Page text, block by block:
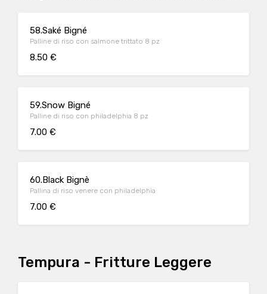
58.Saké Bigné
Palline di riso con salmone trittato 8 pz
8.50 €
59.Snow Bigné
Palline di riso con philadelphia 8 pz
7.00 €
60.Black Bignè
Pallina di riso venere con philadelphia
7.00 €
Tempura - Fritture Leggere